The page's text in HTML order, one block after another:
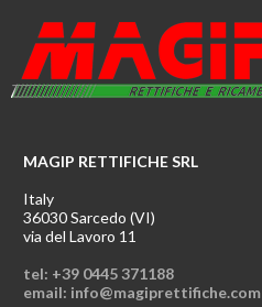
MAGIP RETTIFICHE SRL
Italy
36030 Sarcedo (VI)
via del Lavoro 11
tel: +39 0445 371188
email: info@magiprettifiche.com